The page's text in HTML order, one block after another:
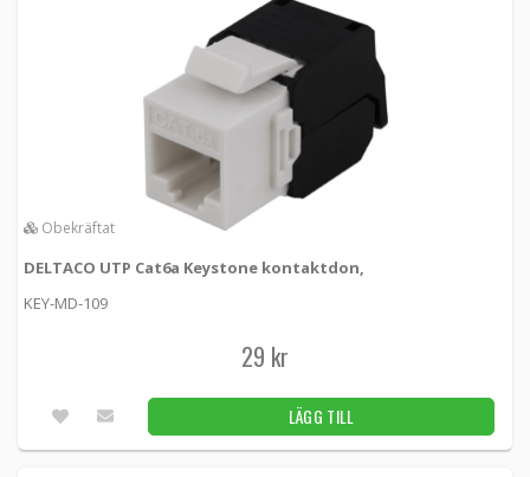
Obekräftat
DELTACO UTP Cat6a Keystone kontaktdon,
KEY-MD-109
29 kr
LÄGG TILL